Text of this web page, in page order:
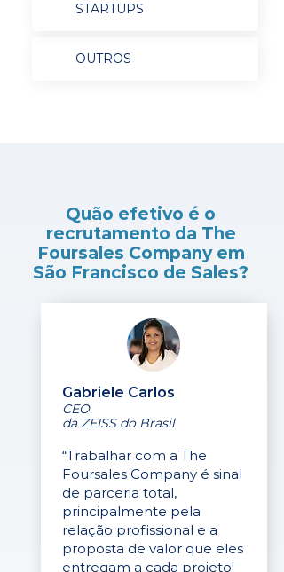
STARTUPS
OUTROS
Quão efetivo é o
recrutamento da The
Foursales Company em
São Francisco de Sales?
Gabriele Carlos
CEO
da ZEISS do Brasil
“Trabalhar com a The
Foursales Company é sinal
de parceria total,
principalmente pela
relação profissional e a
proposta de valor que eles
entregam a cada projeto!